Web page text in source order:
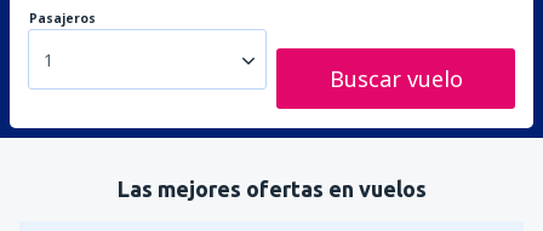
Pasajeros
1
Buscar vuelo
Las mejores ofertas en vuelos